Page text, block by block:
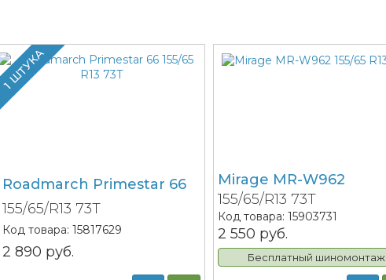
1 ШТУКА
Roadmarch Primestar 66
155/65/R13 73T
Код товара:15817629
2 890 руб.
Mirage MR-W962
155/65/R13 73T
Код товара: 15903731
2 550 руб.
Бесплатный шиномонтаж